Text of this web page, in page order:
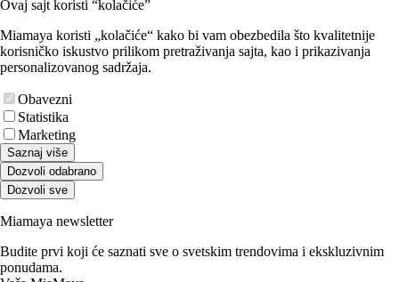
Ovaj sajt koristi “kolačiće”
Miamaya koristi „kolačiće“ kako bi vam obezbedila što kvalitetnije
korisničko iskustvo prilikom pretraživanja sajta, kao i prikazivanja
personalizovanog sadržaja.
Obavezni
Statistika
Marketing
Saznaj više
Dozvoli odabrano
Dozvoli sve
Miamaya newsletter
Budite prvi koji će saznati sve o svetskim trendovima i ekskluzivnim
ponudama.